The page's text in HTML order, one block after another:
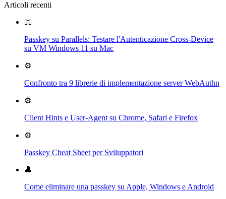
Articoli recenti
📖
Passkey su Parallels: Testare l'Autenticazione Cross-Device
su VM Windows 11 su Mac
⚙️
Confronto tra 9 librerie di implementazione server WebAuthn
⚙️
Client Hints e User-Agent su Chrome, Safari e Firefox
⚙️
Passkey Cheat Sheet per Sviluppatori
👤
Come eliminare una passkey su Apple, Windows e Android